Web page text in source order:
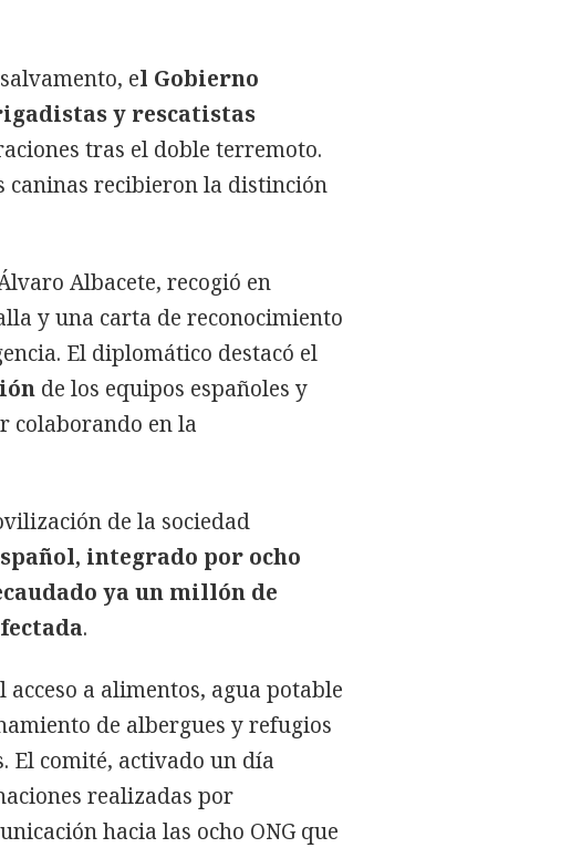
el Gobierno
y rescatistas
tras el doble terremoto.
caninas recibieron la distinción
Albacete, recogió en
y una carta de reconocimiento
El diplomático destacó el
de los equipos españoles y
colaborando en la
de la sociedad
integrado por ocho
ya un millón de
.
a alimentos, agua potable
de albergues y refugios
El comité, activado un día
realizadas por
hacia las ocho ONG que